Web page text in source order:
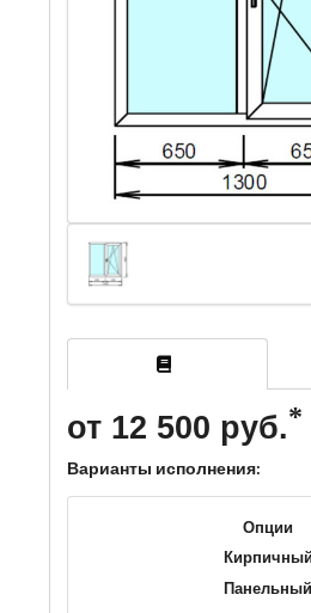
от 12 500 руб.
Варианты исполнения:
Опции
Кирпичный
Панельный